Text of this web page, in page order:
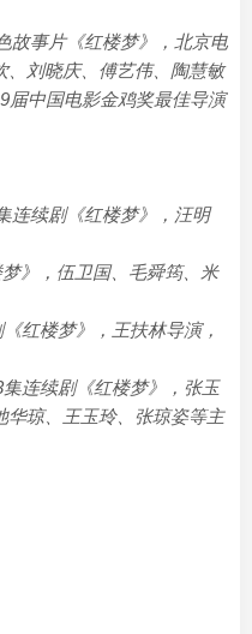
故事片《红楼梦》，北京电
、刘晓庆、傅艺伟、陶慧敏
届中国电影金鸡奖最佳导演
连续剧《红楼梦》，汪明
》，伍卫国、毛舜筠、米
红楼梦》，王扶林导演，
集连续剧《红楼梦》，张玉
华琼、王玉玲、张琼姿等主